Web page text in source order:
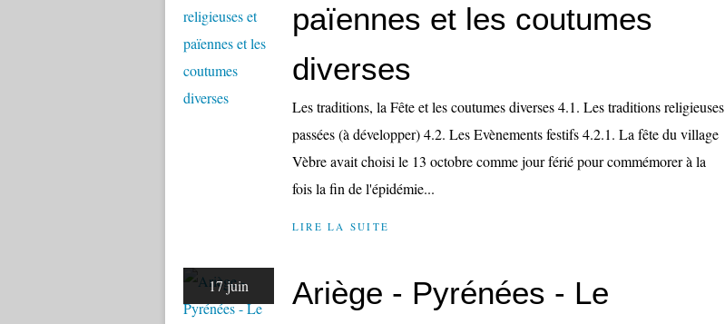
païennes et les coutumes
diverses
Les traditions, la Fête et les coutumes diverses 4.1. Les traditions religieuses
passées (à développer) 4.2. Les Evènements festifs 4.2.1. La fête du village
Vèbre avait choisi le 13 octobre comme jour férié pour commémorer à la
fois la fin de l'épidémie...
LIRE LA SUITE
17 juin
Ariège - Pyrénées - Le